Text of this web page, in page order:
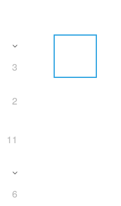
3
2
11
6